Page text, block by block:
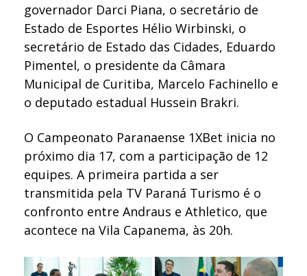
governador Darci Piana, o secretário de
Estado de Esportes Hélio Wirbinski, o
secretário de Estado das Cidades, Eduardo
Pimentel, o presidente da Câmara
Municipal de Curitiba, Marcelo Fachinello e
o deputado estadual Hussein Brakri.
O Campeonato Paranaense 1XBet inicia no
próximo dia 17, com a participação de 12
equipes. A primeira partida a ser
transmitida pela TV Paraná Turismo é o
confronto entre Andraus e Athletico, que
acontece na Vila Capanema, às 20h.